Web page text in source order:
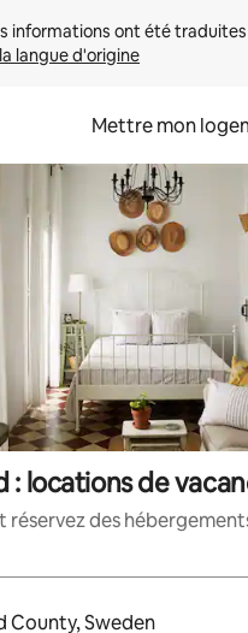
langue d'origine
Mettre mon
: locations de
réservez des
résultats s'affichent, utilisez